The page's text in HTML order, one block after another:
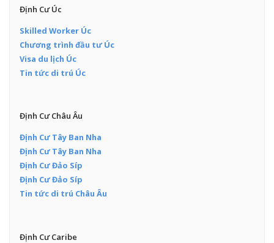
Định Cư Úc
Skilled Worker Úc
Chương trình đầu tư Úc
Visa du lịch Úc
Tin tức di trú Úc
Định Cư Châu Âu
Định Cư Tây Ban Nha
Định Cư Tây Ban Nha
Định Cư Đảo Síp
Định Cư Đảo Síp
Tin tức di trú Châu Âu
Định Cư Caribe